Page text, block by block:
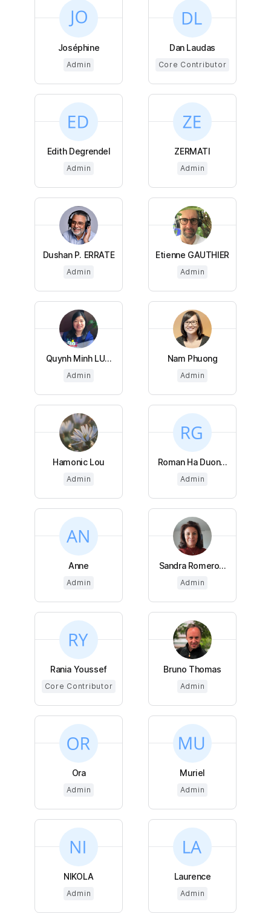
Joséphine
Admin
Dan Laudas
Core Contributor
Edith Degrendel
Admin
ZERMATI
Admin
Dushan P. ERRATE
Admin
Etienne GAUTHIER
Admin
Quynh Minh LU...
Admin
Nam Phuong
Admin
Hamonic Lou
Admin
Roman Ha Duon...
Admin
Anne
Admin
Sandra Romero...
Admin
Rania Youssef
Core Contributor
Bruno Thomas
Admin
Ora
Admin
Muriel
Admin
NIKOLA
Admin
Laurence
Admin